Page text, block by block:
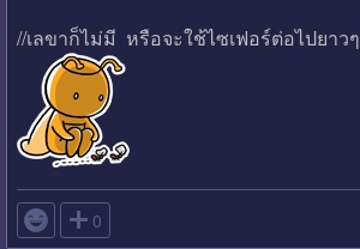
//เลขาก็ไม่มี หรือจะใช้ไซเฟอร์ต่อไปยาวๆ
 0